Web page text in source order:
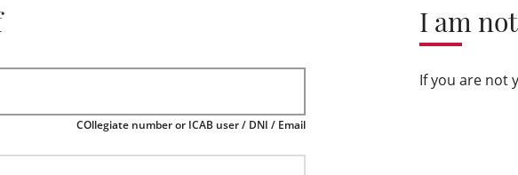
COllegiate number or ICAB user / DNI / Email
I am
If you are not